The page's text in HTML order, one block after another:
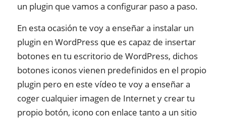
un plugin que vamos a configurar paso a paso.
En esta ocasión te voy a enseñar a instalar un
plugin en WordPress que es capaz de insertar
botones en tu escritorio de WordPress, dichos
botones iconos vienen predefinidos en el propio
plugin pero en este vídeo te voy a enseñar a
coger cualquier imagen de Internet y crear tu
propio botón, icono con enlace tanto a un sitio